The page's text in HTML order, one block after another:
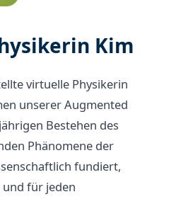
Kim
virtuelle Physikerin
unserer Augmented
Bestehen des
Phänomene der
fundiert,
für jeden